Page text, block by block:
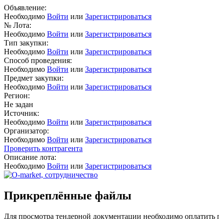
Объявление:
Необходимо Войти или Зарегистрироваться
№ Лота:
Необходимо Войти или Зарегистрироваться
Тип закупки:
Необходимо Войти или Зарегистрироваться
Способ проведения:
Необходимо Войти или Зарегистрироваться
Предмет закупки:
Необходимо Войти или Зарегистрироваться
Регион:
Не задан
Источник:
Необходимо Войти или Зарегистрироваться
Организатор:
Необходимо Войти или Зарегистрироваться
Проверить контрагента
Описание лота:
Необходимо Войти или Зарегистрироваться
Прикреплённые файлы
Для просмотра тендерной документации необходимо оплатить